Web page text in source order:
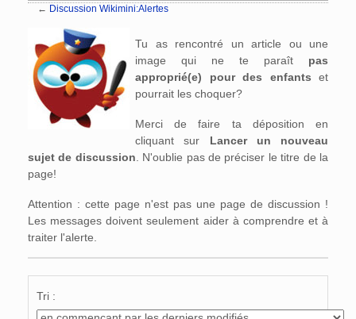
← Discussion Wikimini:Alertes
Tu as rencontré un article ou une
image qui ne te paraît pas
approprié(e) pour des enfants et
pourrait les choquer?
Merci de faire ta déposition en
cliquant sur Lancer un nouveau
sujet de discussion . N'oublie pas de préciser le titre de la
page!
Attention : cette page n'est pas une page de discussion !
Les messages doivent seulement aider à comprendre et à
traiter l'alerte.
Tri :